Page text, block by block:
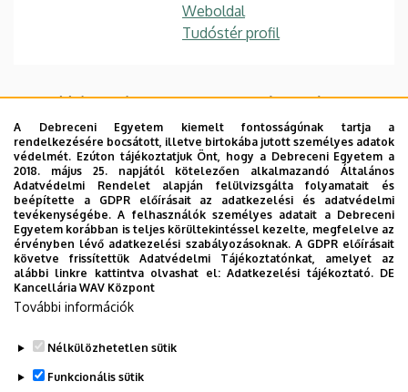
Weboldal
Tudóstér profil
Fogadóórák a nyári vizsgaidőszakban: jún. 5 (péntek) 10:30,
jún. 9 (kedd) 10:00, jún. 16 (kedd) 10.00, jún. 25 (csüt.) 15.00
Szakmai önéletrajz|Publikációs lista | Összes kurzus
Fő kutatási területe a kortárs angol regény, de foglalkozik
latin-amerikai és magyar irodalommal, irodalomelmélettel,
filmmel és detektívtörténetekkel is. Nyolc könyvet írt,
kilencet szerkesztett. Itthon és külföldön számos
publikációja jelent meg.
Legutóbbi frissítés: 2026. 05. 30. 13:38
A Debreceni Egyetem kiemelt fontosságúnak tartja a
rendelkezésére bocsátott, illetve birtokába jutott személyes adatok
védelmét. Ezúton tájékoztatjuk Önt, hogy a Debreceni Egyetem a
2018. május 25. napjától kötelezően alkalmazandó Általános
Adatvédelmi Rendelet alapján felülvizsgálta folyamatait és
beépítette a GDPR előírásait az adatkezelési és adatvédelmi
tevékenységébe. A felhasználók személyes adatait a Debreceni
Egyetem korábban is teljes körültekintéssel kezelte, megfelelve az
érvényben lévő adatkezelési szabályozásoknak. A GDPR előírásait
követve frissítettük Adatvédelmi Tájékoztatónkat, amelyet az
alábbi linkre kattintva olvashat el:Adatkezelési tájékoztató. DE
Kancellária WAV Központ
További információk
Nélkülözhetetlen sütik
Funkcionális sütik